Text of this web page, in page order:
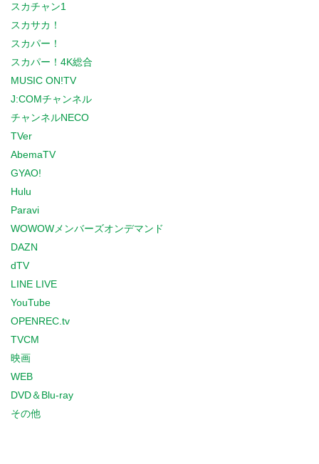
スカチャン1
スカサカ！
スカパー！
スカパー！4K総合
MUSIC ON!TV
J:COMチャンネル
チャンネルNECO
TVer
AbemaTV
GYAO!
Hulu
Paravi
WOWOWメンバーズオンデマンド
DAZN
dTV
LINE LIVE
YouTube
OPENREC.tv
TVCM
映画
WEB
DVD＆Blu-ray
その他